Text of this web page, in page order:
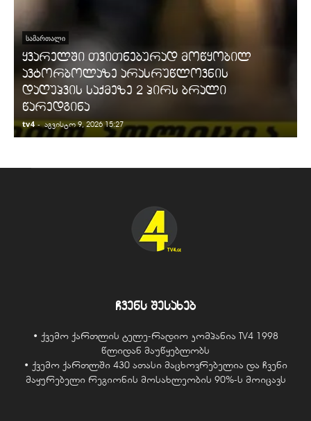
ᲡᲐᲛᲐᲠᲗᲐᲚᲘ
ყვარელში თვითნებურად მოწყობილ
ავტორბოლაზე არასრუწლოვნის
დაღუპვის საქმეზე 2 პირს ბრალი
წარედგინა
tv4 - აგვისტო 9, 2026 15:27
ჩვენს შესახებ
• ქვემო ქართლის ტელე-რადიო კომპანია TV4 1998
წლიდან მაუწყებლობს
• ქვემო ქართლში 430 ათასი მაცხოვრებელია და ჩვენი
მაყურებელი რეგიონის მოსახლეობის 90%-ს მოიცავს